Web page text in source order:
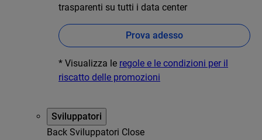
trasparenti su tutti i data center
Prova adesso
* Visualizza le regole e le condizioni per il
riscatto delle promozioni
Sviluppatori
Back Sviluppatori Close